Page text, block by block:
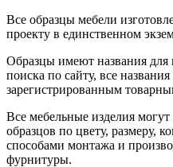
Все образцы мебели
проекту в единственном
Образцы имеют названия для
поиска по сайту, все
зарегистрированным
Все мебельные изделия
образцов по цвету, размеру,
способами монтажа и
фурнитуры.